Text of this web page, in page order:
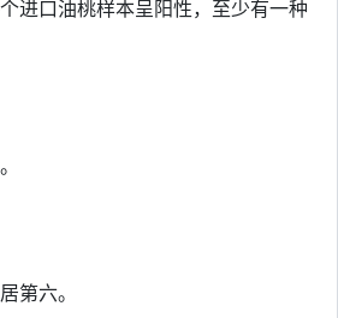
进口油桃样本呈阳性，至少有一种
第六。